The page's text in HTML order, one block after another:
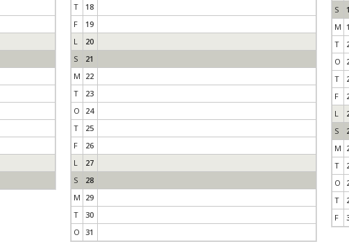
T
18
F
19
L
20
S
21
M 22
T
23
O
24
T
25
F
26
L
27
S
28
M 29
T
30
O 31
S
M
T
O
T
F
L
S
M
T
O
T
F